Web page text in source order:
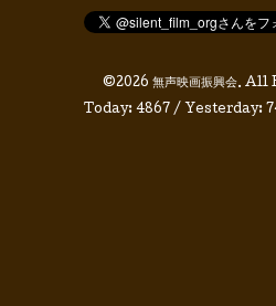
©2026 無声映画振興会. All
Today: 4867 / Yesterday: